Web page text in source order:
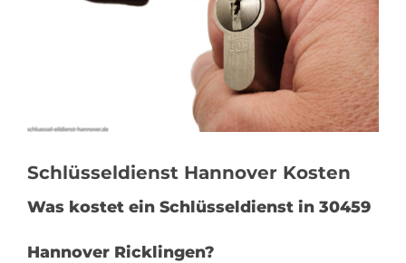
Schlüsseldienst Hannover Kosten
Was kostet ein Schlüsseldienst in 30459
Hannover Ricklingen?